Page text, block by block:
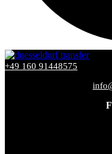
+49 160 91448575